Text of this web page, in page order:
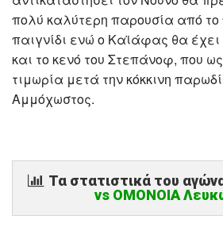
πολύ καλύτερη παρουσία από
παιγνίδι ενώ ο Καϊάφας θα έχει
και το κενό του Στεπάνοφ, που
τιμωρία μετά την κόκκινη
Αμμόχωστος.
Τα στατιστικά του
vs ΟΜΟΝΟΙΑ